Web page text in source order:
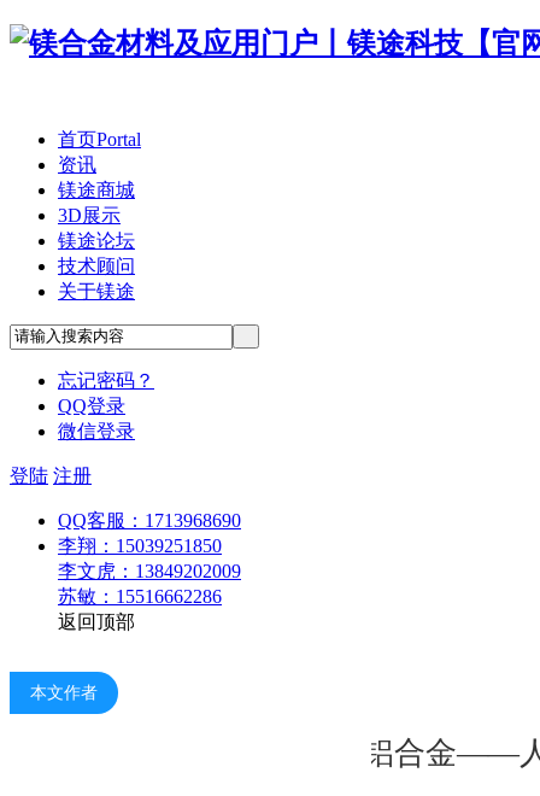
首页Portal
资讯
镁途商城
3D展示
镁途论坛
技术顾问
关于镁途
忘记密码？
QQ登录
微信登录
登陆 注册
QQ客服：1713968690
李翔：15039251850
李文虎：13849202009
苏敏：15516662286
返回顶部
镁应用：镁/铝合金——​
本文作者